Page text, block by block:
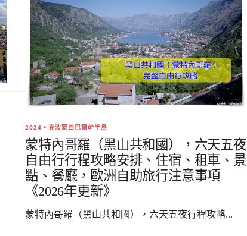
2024。克波蒙西巴爾幹半島
蒙特內哥羅（黑山共和國），六天五夜
自由行行程攻略安排、住宿、租車、景
點、餐廳，歐洲自助旅行注意事項
《2026年更新》
蒙特內哥羅（黑山共和國），六天五夜行程攻略...